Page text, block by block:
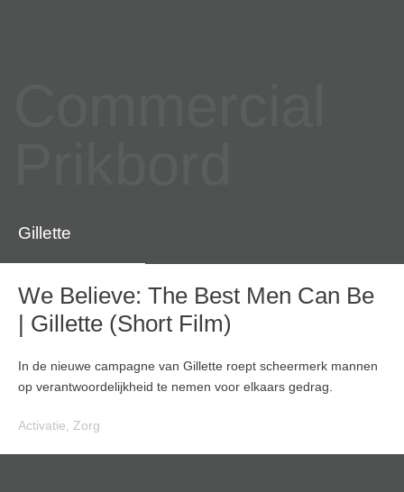
Gillette
We Believe: The Best Men Can Be
| Gillette (Short Film)
In de nieuwe campagne van Gillette roept scheermerk mannen
op verantwoordelijkheid te nemen voor elkaars gedrag.
Activatie Zorg